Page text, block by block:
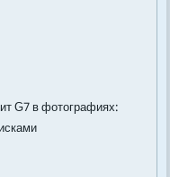
G7 в фотографиях: